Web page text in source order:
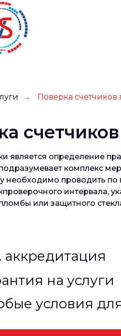
→ Поверка счетчиков
является определение
комплекс
необходимо проводить по
интервала,
или защитного
аккредитация
на услуги
условия